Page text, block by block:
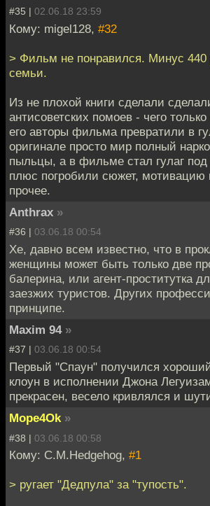
#35 | 02.06.18 23:59
Кому: migel128, #32
> Фильм не понравился. Минус
семьи.
Из не плохой книги сделали
антисоветских помоев - чего
его авторы фильма превратили в
оригинале просто мир полный
пыльцы, а в фильме стал гулаг под
плюс погробили сюжет, мотивацию
прочее.
Anthrax »
#36 | 03.06.18 00:54
Хе, давно всем известно, что в
женщины может быть только две
балерина, или агент-проститутка
заезжих туристов. Других
принципе.
Maxim 94 »
#37 | 03.06.18 00:54
Первый "Спаун" получился
клоун в исполнении Джона
прекрасен, весело кривлялся и
Mope4Ok »
#38 | 03.06.18 00:58
Кому: C.M.Hedgehog, #1
> ругает "Дедпула" за "тупость".